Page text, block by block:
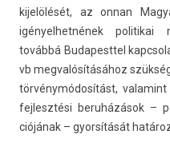
kijelölését, az onnan
igényel­hetnének politikai
továbbá Budapesttel
vb meg­valósításához
törvénymódosítást,
fej­lesztési beruházások –
ciójának – gyorsítását